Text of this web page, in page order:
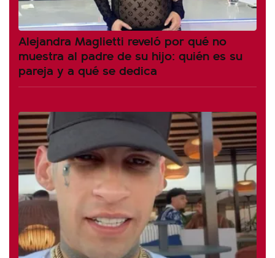
Alejandra Maglietti reveló por qué no
muestra al padre de su hijo: quién es su
pareja y a qué se dedica